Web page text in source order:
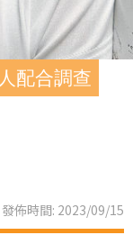
配合調查
發佈時間: 2023/09/15